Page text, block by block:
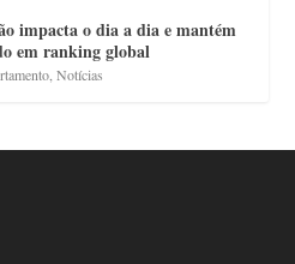
impacta o dia a dia e mantém
em ranking global
,Notícias